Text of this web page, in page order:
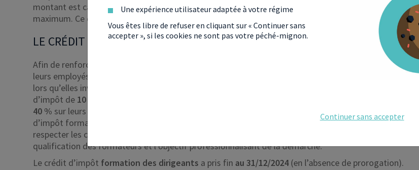
montant est calculé en fonction du nombre d’apprentis embauchés et est délivré pendant 3 ans
maximum. Ce dispositif a été supprimé depuis le 1er janvier 2019.
LE CRÉDIT D’IMPÔT FORMATION
Afin de renforcer la compétitivité des entreprises et les encourager à développer les compétences de
leurs employés, le crédit d’impôt formation leur permet de bénéficier d’une déduction d’impôt dès
lors qu’elles investissent dans la
d’impôt de 10 000 € par an
40 % sur leurs dépenses. Les sociétés constituées d’un effectif supérieur pourront prétendre au crédit
d’impôt formation, à hauteur de 30 %. Pour pouvoir prétendre à cet avantage fiscal, elles devront
respecter les critères d’éligibilité au crédit d’impôt formation, concernant la durée des formations, la
qualification des formateurs et l’objectif professionnalisant de la démarche.
Le crédit d’impôt formation des dirigeants a pris fin au 31/12/2024 (en l’absence de prorogation).
Une expérience utilisateur adaptée à votre régime
Vous êtes libre de refuser en cliquant sur « Continuer sans
accepter », si les cookies ne sont pas votre péché-mignon.
Continuer sans accepter